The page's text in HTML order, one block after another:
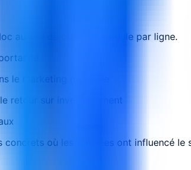
au lieu de créer un module par ligne.
le marketing moderne
retour sur investissement
où les données ont influencé le